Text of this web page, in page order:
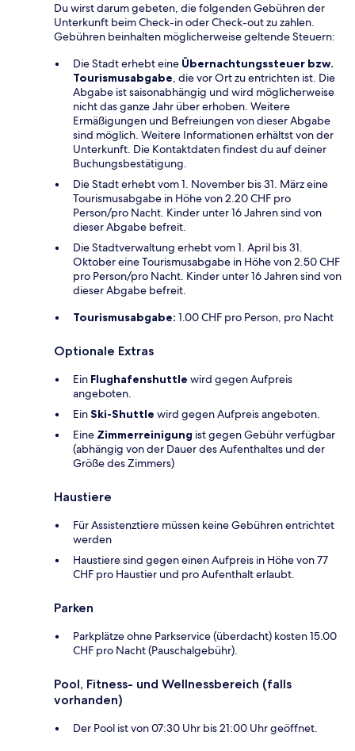
Du wirst darum gebeten, die folgenden Gebühren der
Unterkunft beim Check-in oder Check-out zu zahlen.
Gebühren beinhalten möglicherweise geltende Steuern:
Die Stadt erhebt eine Übernachtungssteuer bzw.
Tourismusabgabe, die vor Ort zu entrichten ist. Die
Abgabe ist saisonabhängig und wird möglicherweise
nicht das ganze Jahr über erhoben. Weitere
Ermäßigungen und Befreiungen von dieser Abgabe
sind möglich. Weitere Informationen erhältst von der
Unterkunft. Die Kontaktdaten findest du auf deiner
Buchungsbestätigung.
Die Stadt erhebt vom 1. November bis 31. März eine
Tourismusabgabe in Höhe von 2.20 CHF pro
Person/pro Nacht. Kinder unter 16 Jahren sind von
dieser Abgabe befreit.
Die Stadtverwaltung erhebt vom 1. April bis 31.
Oktober eine Tourismusabgabe in Höhe von 2.50 CHF
pro Person/pro Nacht. Kinder unter 16 Jahren sind von
dieser Abgabe befreit.
Tourismusabgabe: 1.00 CHF pro Person, pro Nacht
Optionale Extras
Ein Flughafenshuttle wird gegen Aufpreis
angeboten.
EinSki-Shuttle wird gegen Aufpreis angeboten.
Eine Zimmerreinigung ist gegen Gebühr verfügbar
(abhängig von der Dauer des Aufenthaltes und der
Größe des Zimmers)
Haustiere
Für Assistenztiere müssen keine Gebühren entrichtet
werden
Haustiere sind gegen einen Aufpreis in Höhe von 77
CHF pro Haustier und pro Aufenthalt erlaubt.
Parken
Parkplätze ohne Parkservice (überdacht) kosten 15.00
CHF pro Nacht (Pauschalgebühr).
Pool, Fitness- und Wellnessbereich (falls
vorhanden)
Der Pool ist von 07:30 Uhr bis 21:00 Uhr geöffnet.